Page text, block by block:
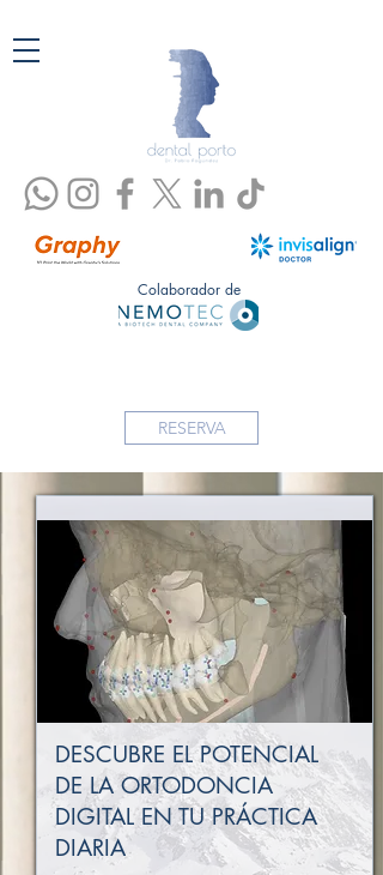
RESERVA
Colaborador de
Webinar online
DESCUBRE EL POTENCIAL
DE LA ORTODONCIA
DIGITAL EN TU PRÁCTICA
DIARIA